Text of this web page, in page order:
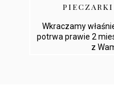
Wkraczamy
potrwa prawie 2
z